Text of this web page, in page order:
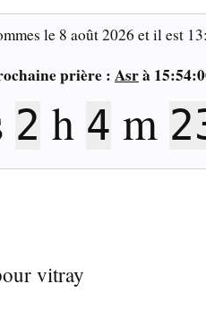
le 8 août 2026 et il est
prière : Asrà
2 h 4 m
vitray